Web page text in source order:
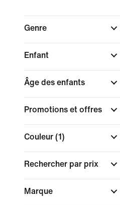
Genre
Enfant
Âge des enfants
Promotions et offres
Couleur (1)
Rechercher par prix
Marque